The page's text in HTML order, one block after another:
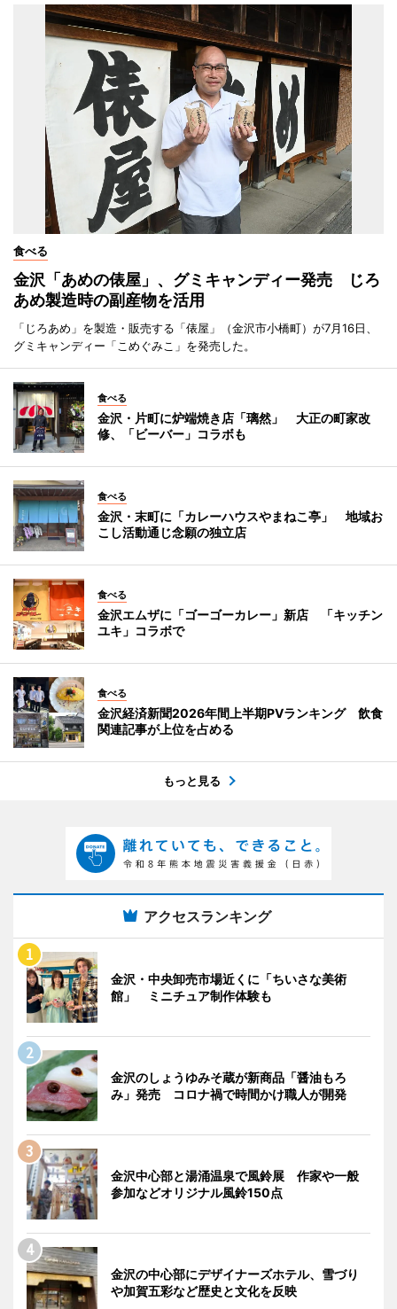
食べる
金沢「あめの俵屋」、グミキャンディー発売 じろ
あめ製造時の副産物を活用
「じろあめ」を製造・販売する「俵屋」（金沢市小橋町）が7月16日、
グミキャンディー「こめぐみこ」を発売した。
食べる
金沢・片町に炉端焼き店「璃然」 大正の町家改
修、「ビーバー」コラボも
食べる
金沢・末町に「カレーハウスやまねこ亭」 地域お
こし活動通じ念願の独立店
食べる
金沢エムザに「ゴーゴーカレー」新店 「キッチン
ユキ」コラボで
食べる
金沢経済新聞2026年間上半期PVランキング 飲食
関連記事が上位を占める
もっと見る
アクセスランキング
金沢・中央卸売市場近くに「ちいさな美術
館」 ミニチュア制作体験も
金沢のしょうゆみそ蔵が新商品「醤油もろ
み」発売 コロナ禍で時間かけ職人が開発
金沢中心部と湯涌温泉で風鈴展 作家や一般
参加などオリジナル風鈴150点
金沢の中心部にデザイナーズホテル、雪づり
や加賀五彩など歴史と文化を反映